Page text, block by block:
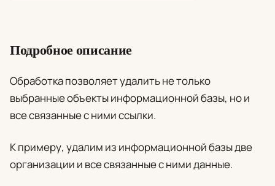
Подробное описание
Обработка позволяет удалить не только
выбранные объекты информационной базы, но и
все связанные с ними ссылки.
К примеру, удалим из информационной базы две
организации и все связанные с ними данные.